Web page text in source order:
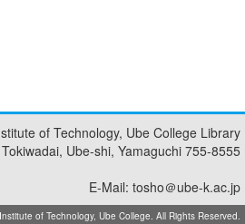
of Technology, Ube College Library
Ube-shi, Yamaguchi 755-8555
E-Mail: tosho＠ube-k.ac.jp
of Technology, Ube College. All Rights Reserved.